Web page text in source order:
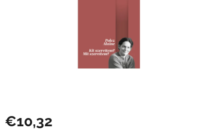
€10,32